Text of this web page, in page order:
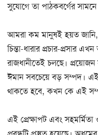
সুযোগে তা পাঠকবর্গের
আমরা কম মানুষই হয়ত
চিন্তা-ধারার প্রচার-প্রসার
রাজধানীতেই চলছে।
ঈমান সবচেয়ে বড় সম্পদ।
থাকতে হবে, কখন কে এই
এই প্রেক্ষাপট এবং সহমর্মিতা